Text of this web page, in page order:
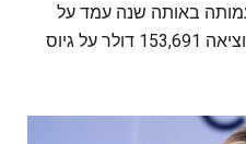
באותה שנה עמד על
קצת פחות ממיליון דולר. היא הוציאה 153,691 דולר על גיוס